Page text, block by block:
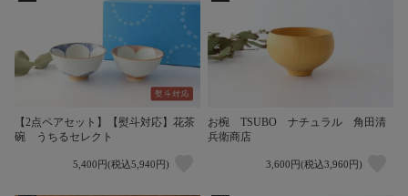
【2点ペアセット】【熨斗対応】花茶
碗 うちるセレクト
5,400円(税込5,940円)
お椀 TSUBO ナチュラル 角田清
兵衛商店
3,600円(税込3,960円)